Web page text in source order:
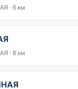
· 6 км
· 8 км